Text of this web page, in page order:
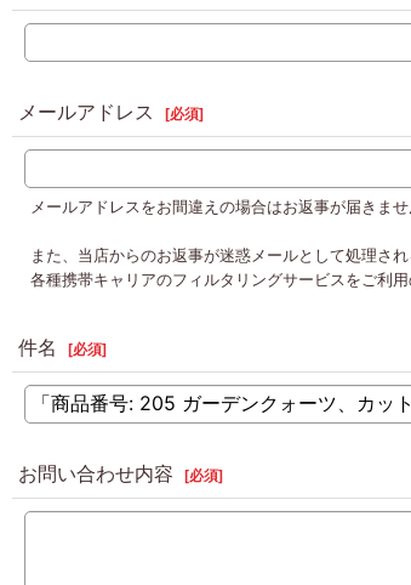
メールアドレス [必須]
メールアドレスをお間違えの場合はお返事が届きませ
また、当店からのお返事が迷惑メールとして処理さ
各種携帯キャリアのフィルタリングサービスをご利用
件名 [必須]
お問い合わせ内容 [必須]